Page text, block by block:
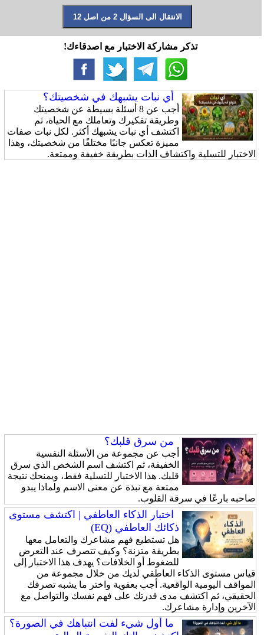
تذكر مشاركة الاختبار مع اصدقاءك!
أي نبات يشبهك في شخصيتك؟
أجب عن 8 أسئلة بسيطة عن شخصيتك
وطريقة تفكيرك وتعاملك مع الحياة، ثم
اكتشف أي نبات يشبهك أكثر. لكل نبات صفات
مميزة تعكس جانبًا مختلفًا من شخصيتك، وهذا
الاختبار للتسلية واكتشاف الذات بطريقة خفيفة وممتعة.
من سرق قلبك؟
أجب عن مجموعة من الأسئلة النفسية
الخفيفة، ثم اكتشف اسم الشخص الذي سرق
قلبك. هذا الاختبار للتسلية فقط، ويمنحك نتيجة
ممتعة مع نبذة عن معنى الاسم ولماذا يبدو
صاحبه بارعًا في سرقة القلوب.
اختبار الذكاء العاطفي | اكتشف مستوى
ذكائك العاطفي (EQ)
هل تستطيع فهم مشاعرك والتعامل معها
بطريقة متزنة؟ وكيف تتصرف عند التعرض
للضغوط أو الخلافات؟ يهدف هذا الاختبار إلى
قياس مستوى الذكاء العاطفي لديك من خلال مجموعة من
المواقف اليومية الواقعية. أجب بعفوية واختر ما يشبه تصرفك
الحقيقي، ثم اكتشف مدى قدرتك على فهم نفسك والتواصل مع
الآخرين وإدارة مشاعرك.
ما أول شيء لفت انتباهك في الصورة؟